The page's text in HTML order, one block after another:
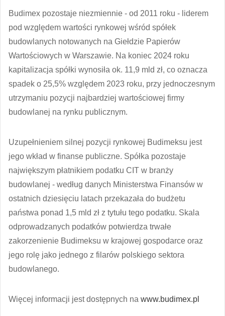
Budimex pozostaje niezmiennie - od 2011 roku - liderem
pod względem wartości rynkowej wśród spółek
budowlanych notowanych na Giełdzie Papierów
Wartościowych w Warszawie. Na koniec 2024 roku
kapitalizacja spółki wynosiła ok. 11,9 mld zł, co oznacza
spadek o 25,5% względem 2023 roku, przy jednoczesnym
utrzymaniu pozycji najbardziej wartościowej firmy
budowlanej na rynku publicznym.
Uzupełnieniem silnej pozycji rynkowej Budimeksu jest
jego wkład w finanse publiczne. Spółka pozostaje
największym płatnikiem podatku CIT w branży
budowlanej - według danych Ministerstwa Finansów w
ostatnich dziesięciu latach przekazała do budżetu
państwa ponad 1,5 mld zł z tytułu tego podatku. Skala
odprowadzanych podatków potwierdza trwałe
zakorzenienie Budimeksu w krajowej gospodarce oraz
jego rolę jako jednego z filarów polskiego sektora
budowlanego.
Więcej informacji jest dostępnych na www.budimex.pl